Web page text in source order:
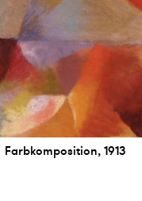
Farbkomposition, 1913